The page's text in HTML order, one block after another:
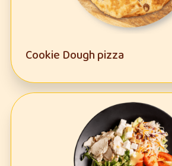
Cookie Dough pizza